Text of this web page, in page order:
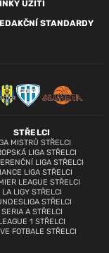
UŽITÍ
STANDARDY
STŘELCI
MISTRŮ STŘELCI
LIGA STŘELCI
LIGA STŘELCI
LIGA STŘELCI
LEAGUE STŘELCI
LA LIGY STŘELCI
STŘELCI
SERIA A STŘELCI
1 STŘELCI
FOTBALE STŘELCI